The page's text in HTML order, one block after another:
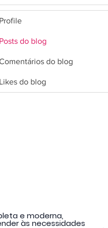
Profile
Posts do blog
do blog
Likes do blog
e moderna,
às necessidades